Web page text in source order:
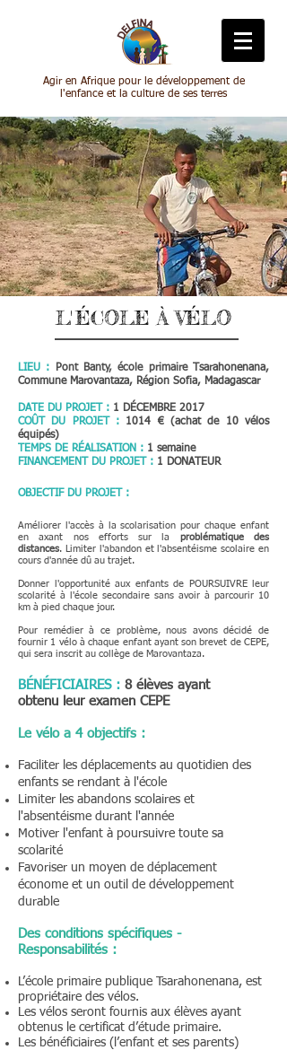
Agir en Afrique pour le développement de
l'enfance et la culture de ses terres
L'ÉCOLE À VÉLO
LIEU : Pont Banty, école primaire Tsarahonenana,
Commune Marovantaza, Région Sofia, Madagascar
DATE DU PROJET : 1 DÉCEMBRE 2017
COÛT DU PROJET :
1014 € (achat de 10 vélos
équipés)
TEMPS DE RÉALISATION : 1 semaine
FINANCEMENT DU PROJET : 1 DONATEUR
OBJECTIF DU PROJET :
Améliorer l'accès à la scolarisation pour chaque enfant
en axant nos efforts sur la problématique des
distances. Limiter l'abandon et l'absentéisme scolaire en
cours d'année dû au trajet.
Donner l'opportunité aux enfants de POURSUIVRE leur
scolarité à l'école secondaire sans avoir à parcourir 10
km à pied chaque jour.
Pour remédier à ce problème, nous avons décidé de
fournir 1 vélo à chaque enfant ayant son brevet de CEPE,
qui sera inscrit au collège de Marovantaza.
BÉNÉFICIAIRES: 8 élèves ayant
obtenu leur examen CEPE
Le vélo a 4 objectifs :
Faciliter les déplacements au quotidien des
enfants se rendant à l'école
Limiter les abandons scolaires et
l'absentéisme durant l'année
Motiver l'enfant à poursuivre toute sa
scolarité
Favoriser un moyen de déplacement
économe et un outil de développement
durable
Des conditions spécifiques -
Responsabilités :
L’école primaire publique Tsarahonenana, est
propriétaire des vélos.
Les vélos seront fournis aux élèves ayant
obtenus le certificat d’étude primaire.
Les bénéficiaires (l’enfant et ses parents)